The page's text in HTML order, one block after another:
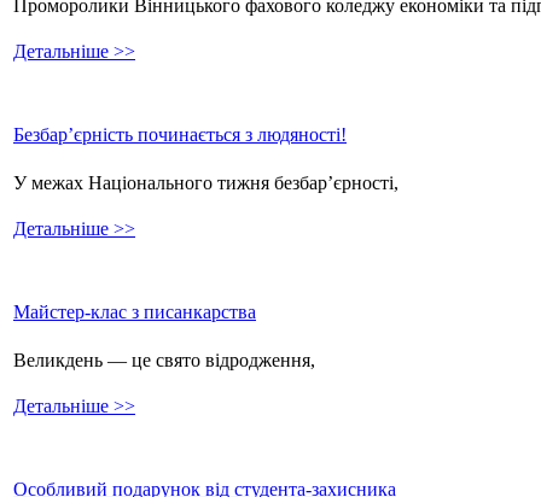
Проморолики Вінницького фахового коледжу економіки та
Детальніше >>
Безбар’єрність починається з людяності!
У межах Національного тижня безбар’єрності,
Детальніше >>
Майстер-клас з писанкарства
Великдень — це свято відродження,
Детальніше >>
Особливий подарунок від студента-захисника